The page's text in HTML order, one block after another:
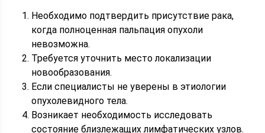
Необходимо подтвердить присутствие рака,
когда полноценная пальпация опухоли
невозможна.
Требуется уточнить место локализации
новообразования.
Если специалисты не уверены в этиологии
опухолевидного тела.
Возникает необходимость исследовать
состояние близлежащих лимфатических узлов.